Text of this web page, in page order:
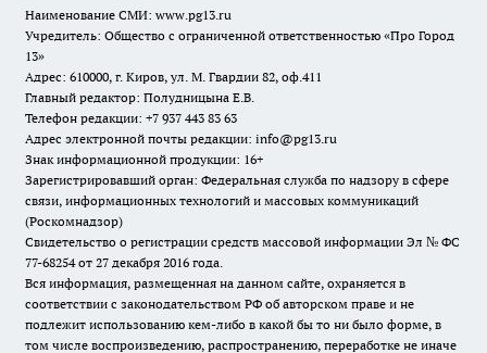
Наименование СМИ: www.pg13.ru
Учредитель: Общество с ограниченной ответственностью «Про Город
13»
Адрес: 610000, г. Киров, ул. М. Гвардии 82, оф.411
Главный редактор: Полудницына Е.В.
Телефон редакции: +7 937 443 83 63
Адрес электронной почты редакции: info@pg13.ru
Знак информационной продукции: 16+
Зарегистрировавший орган: Федеральная служба по надзору в сфере
связи, информационных технологий и массовых коммуникаций
(Роскомнадзор)
Свидетельство о регистрации средств массовой информации Эл № ФС
77-68254 от 27 декабря 2016 года.
Вся информация, размещенная на данном сайте, охраняется в
соответствии с законодательством РФ об авторском праве и не
подлежит использованию кем-либо в какой бы то ни было форме, в
том числе воспроизведению, распространению, переработке не иначе